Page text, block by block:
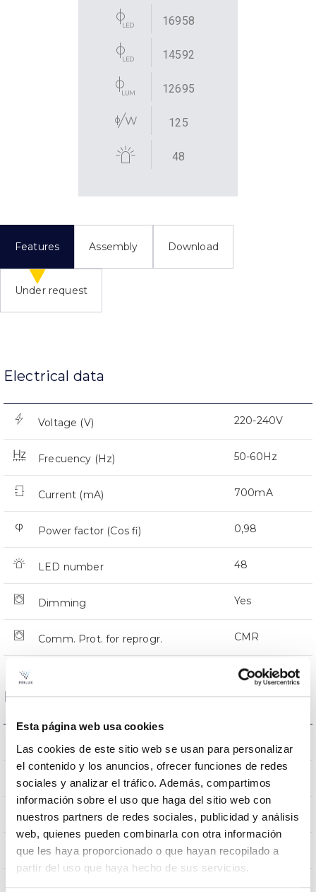
Esta página web usa cookies
Las cookies de este sitio web se usan para personalizar
el contenido y los anuncios, ofrecer funciones de redes
sociales y analizar el tráfico. Además, compartimos
información sobre el uso que haga del sitio web con
nuestros partners de redes sociales, publicidad y análisis
web, quienes pueden combinarla con otra información
que les haya proporcionado o que hayan recopilado a
partir del uso que haya hecho de sus servicios.
16958
14592
12695
125
48
Features Assembly Download
Under request
Electrical data
Voltage (V) 220-240V
Frecuency (Hz) 50-60Hz
Current (mA) 700mA
Power factor (Cos fi) 0,98
LED number 48
Dimming Yes
Comm. Prot. for reprogr. CMR
Dimensions and Mounting
Mounting
Wind Resistance 0,180m2
Weight 7Kg
Measures 625x290x105mm